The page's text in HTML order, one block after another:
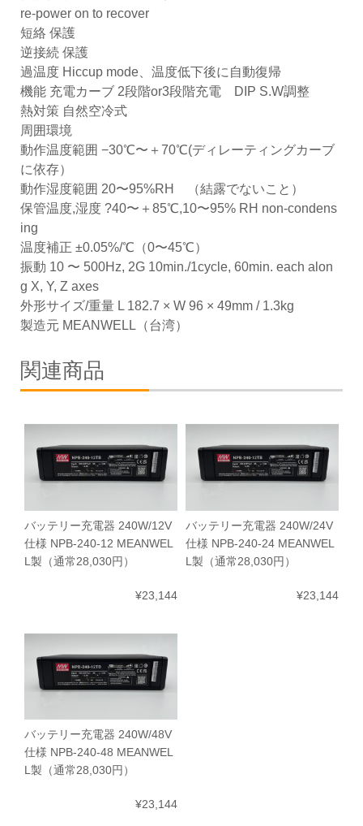
re-power on to recover
短絡 保護
逆接続 保護
過温度 Hiccup mode、温度低下後に自動復帰
機能 充電カーブ 2段階or3段階充電 DIP S.W調整
熱対策 自然空冷式
周囲環境
動作温度範囲 −30℃〜＋70℃(ディレーティングカーブ
に依存）
動作湿度範囲 20〜95%RH （結露でないこと）
保管温度,湿度 ?40〜＋85℃,10〜95% RH non-condens
ing
温度補正 ±0.05%/℃（0〜45℃）
振動 10 〜 500Hz, 2G 10min./1cycle, 60min. each alon
g X, Y, Z axes
外形サイズ/重量 L 182.7 × W 96 × 49mm / 1.3kg
製造元 MEANWELL（台湾）
関連商品
バッテリー充電器 240W/12V
仕様 NPB-240-12 MEANWEL
L製（通常28,030円）
¥23,144
バッテリー充電器 240W/24V
仕様 NPB-240-24 MEANWEL
L製（通常28,030円）
¥23,144
バッテリー充電器 240W/48V
仕様 NPB-240-48 MEANWEL
L製（通常28,030円）
¥23,144